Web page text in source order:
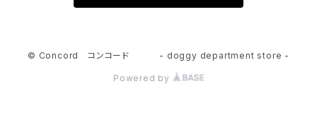
seven seas dog
トーイ おもちゃ
ウエア 服
© Concord コンコード - doggy department store -
Powered by